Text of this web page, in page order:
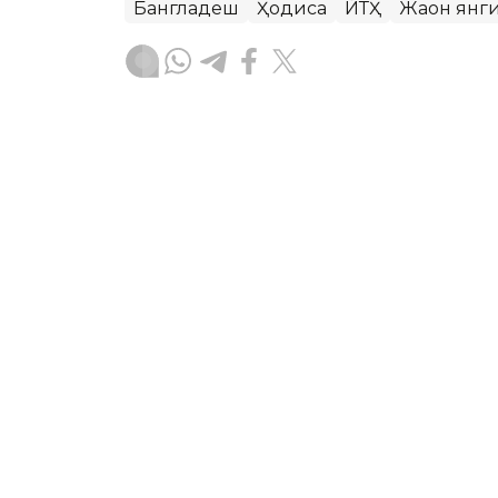
Бангладеш Ҳодиса ЙТҲ Жаҳон